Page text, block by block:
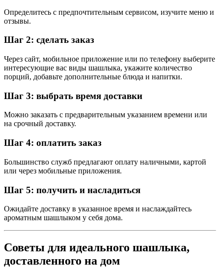
Определитесь с предпочтительным сервисом, изучите меню и
отзывы.
Шаг 2: сделать заказ
Через сайт, мобильное приложение или по телефону выберите
интересующие вас виды шашлыка, укажите количество
порций, добавьте дополнительные блюда и напитки.
Шаг 3: выбрать время доставки
Можно заказать с предварительным указанием времени или
на срочный доставку.
Шаг 4: оплатить заказ
Большинство служб предлагают оплату наличными, картой
или через мобильные приложения.
Шаг 5: получить и насладиться
Ожидайте доставку в указанное время и наслаждайтесь
ароматным шашлыком у себя дома.
Советы для идеального шашлыка,
доставленного на дом